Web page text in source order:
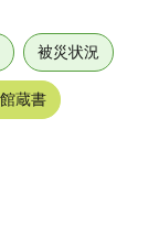
被災状況
蔵書